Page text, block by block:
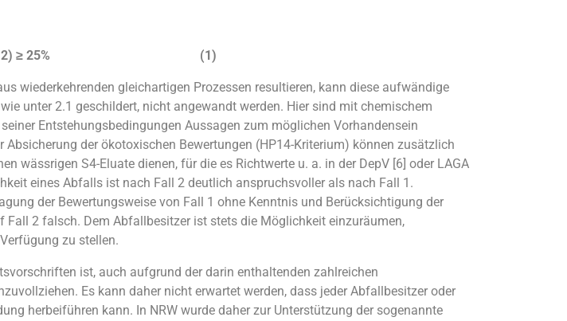
∑c (H412) ≥ 25% (1)
wiederkehrenden gleichartigen Prozessen resultieren, kann diese aufwändige
unter 2.1 geschildert, nicht angewandt werden. Hier sind mit chemischem
Entstehungsbedingungen Aussagen zum möglichen Vorhandensein
der ökotoxischen Bewertungen (HP14-Kriterium) können zusätzlich
wässrigen S4-Eluate dienen, für die es Richtwerte u. a. in der DepV [6] oder LAGA
eines Abfalls ist nach Fall 2 deutlich anspruchsvoller als nach Fall 1.
der Bewertungsweise von Fall 1 ohne Kenntnis und Berücksichtigung der
Fall 2 falsch. Dem Abfallbesitzer ist stets die Möglichkeit einzuräumen,
zu stellen.
ist, auch aufgrund der darin enthaltenden zahlreichen
Es kann daher nicht erwartet werden, dass jeder Abfallbesitzer oder
herbeiführen kann. In NRW wurde daher zur Unterstützung der sogenannte